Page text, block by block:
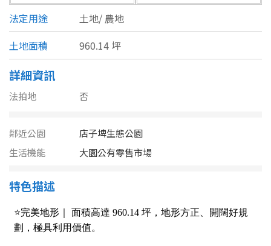
基隆市
新北市
宜蘭縣
彰化縣
類型(可複選)
別墅 透天厝
法定用途 土地/ 農地
土地面積
960.14 坪
詳細資訊
法拍地 否
鄰近公園
店子埤生態公園
生活機能
大園公有零售市場
特色描述